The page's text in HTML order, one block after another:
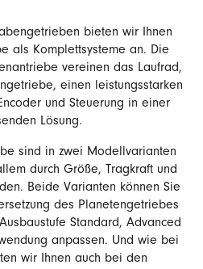
bieten wir Ihnen
als Komplettsysteme an. Die
vereinen das Laufrad,
einen leistungsstarken
und Steuerung in einer
Lösung.
sind in zwei Modellvarianten
durch Größe, Tragkraft und
Beide Varianten können Sie
des Planetengetriebes
Standard, Advanced
anpassen. Und wie bei
wir Ihnen auch bei den